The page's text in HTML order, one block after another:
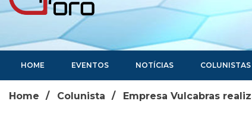
Portal de Notícias
HOME EVENTOS NOTÍCIAS COLUNISTAS
Home Colunista Empresa Vulcabras